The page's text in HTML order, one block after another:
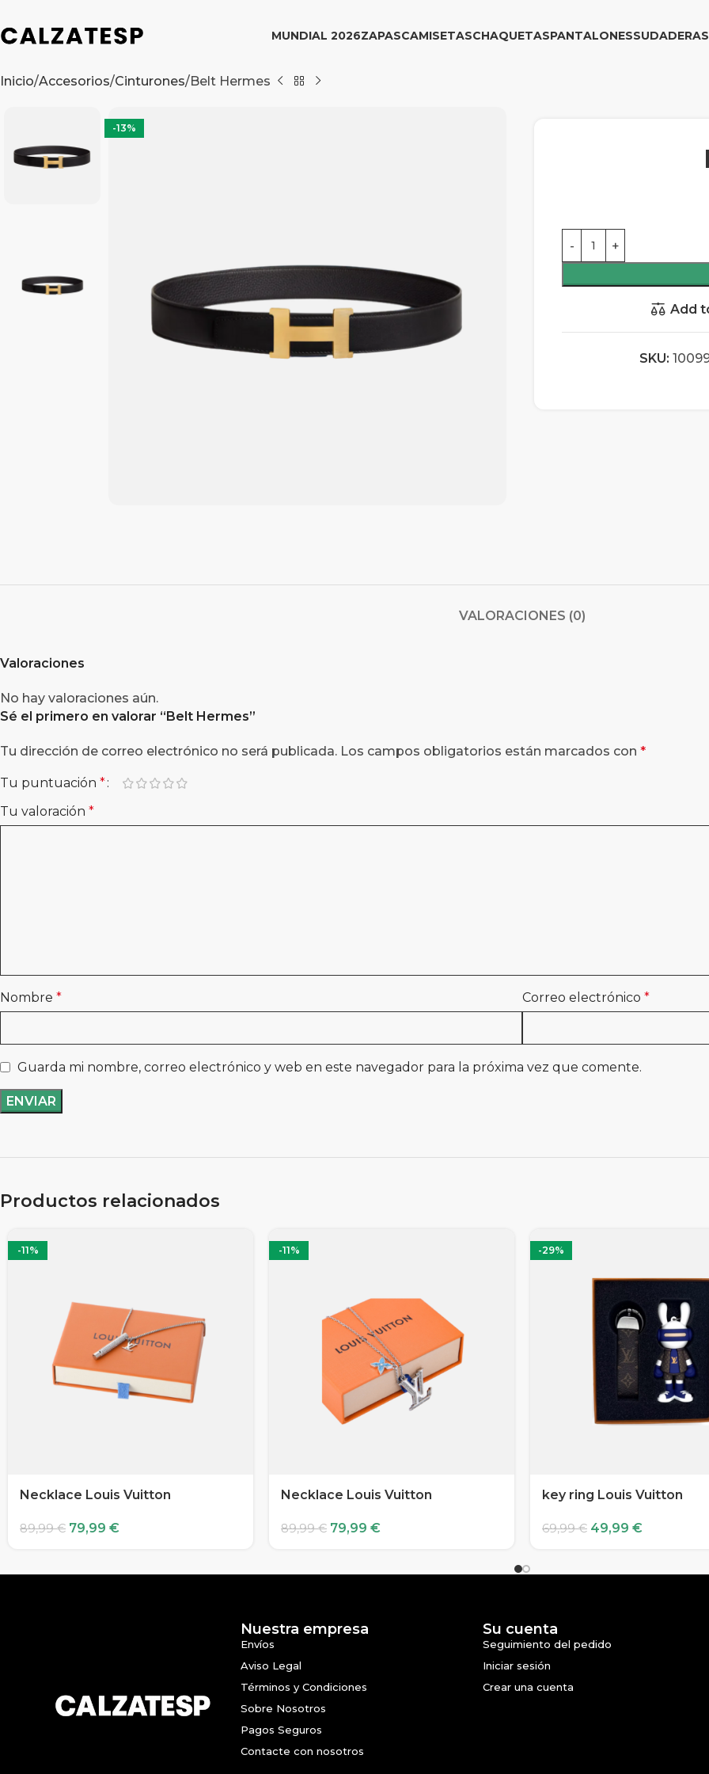
MUNDIAL 2026ZAPASCAMISETASCHAQUETASPANTALONESSUDADERAS
Inicio Accesorios Cinturones Belt Hermes
-13%
Add
SKU:
VALORACIONES (0)
Valoraciones
No hay valoraciones aún.
Sé el primero en valorar “Belt Hermes”
Tu dirección de correo electrónico no será publicada. Los campos obligatorios están marcados con *
Tu puntuación *
Tu valoración *
Nombre * Correo electrónico *
Guarda mi nombre, correo electrónico y web en este navegador para la próxima vez que comente.
Productos relacionados
-11%
Necklace Louis Vuitton
89,99€ 79,99 €
-11%
Necklace Louis Vuitton
89,99€ 79,99 €
-29%
key ring Louis Vuitton
69,99€ 49,99 €
Nuestra empresa
Envíos
Aviso Legal
Términos y Condiciones
Sobre Nosotros
Pagos Seguros
Contacte con nosotros
Su cuenta
Seguimiento del pedido
Iniciar sesión
Crear una cuenta